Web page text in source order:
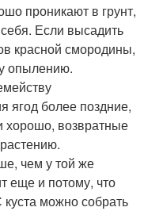
проникают в грунт,
Если высадить
красной смородины,
опылению.
ягод более поздние,
хорошо, возвратные
чем у той же
еще и потому, что
куста можно собрать